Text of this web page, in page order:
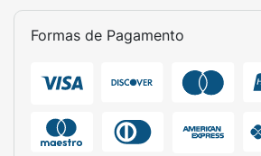
Formas de Pagamento